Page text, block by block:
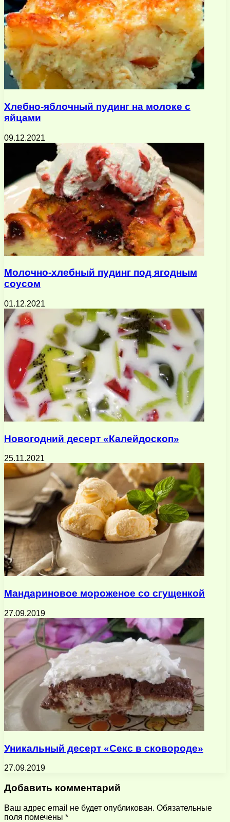
Хлебно-яблочный пудинг на молоке с
яйцами
09.12.2021
Молочно-хлебный пудинг под ягодным
соусом
01.12.2021
Новогодний десерт «Калейдоскоп»
25.11.2021
Мандариновое мороженое со сгущенкой
27.09.2019
Уникальный десерт «Секс в сковороде»
27.09.2019
Добавить комментарий
Ваш адрес email не будет опубликован. Обязательные
поля помечены *